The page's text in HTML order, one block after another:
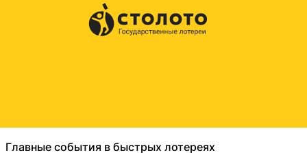
Главные события в быстрых лотереях